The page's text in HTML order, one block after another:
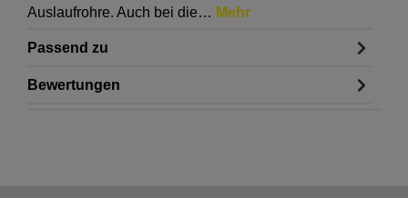
Auslaufrohre. Auch bei die… Mehr
Passend zu
Bewertungen